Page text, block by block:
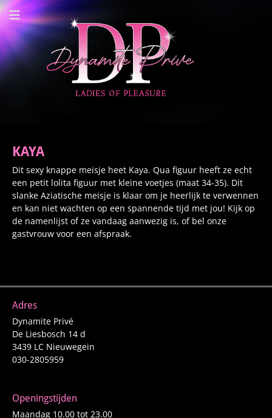
Dynamite Prive -
Privehuis Nieuwegein
KAYA
Dit sexy knappe meisje heet Kaya. Qua figuur heeft ze echt
een petit lolita figuur met kleine voetjes (maat 34-35). Dit
slanke Aziatische meisje is klaar om je heerlijk te verwennen
en kan niet wachten op een spannende tijd met jou! Kijk op
de namenlijst of ze vandaag aanwezig is, of bel onze
gastvrouw voor een afspraak.
Adres
Dynamite Privé
De Liesbosch 14 d
3439 LC Nieuwegein
030-2805959
Openingstijden
Maandag 10.00 tot 23.00